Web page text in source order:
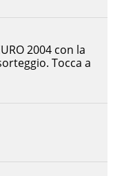
2004 con la
Tocca a